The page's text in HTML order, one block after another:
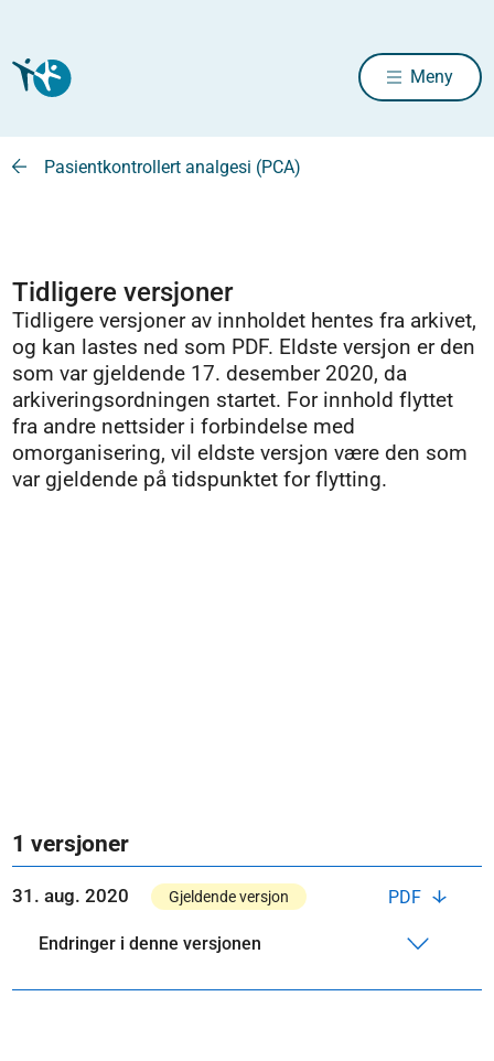
Meny
Pasientkontrollert analgesi (PCA)
Tidligere versjoner
Tidligere versjoner av innholdet hentes fra arkivet,
og kan lastes ned som PDF. Eldste versjon er den
som var gjeldende 17. desember 2020, da
arkiveringsordningen startet. For innhold flyttet
fra andre nettsider i forbindelse med
omorganisering, vil eldste versjon være den som
var gjeldende på tidspunktet for flytting.
1 versjoner
PDF
31. aug. 2020 Gjeldende versjon
Endringer i denne versjonen